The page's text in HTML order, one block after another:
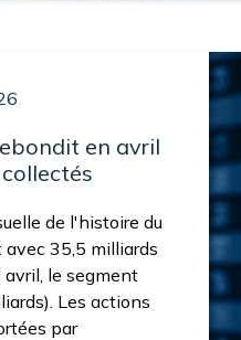
en avril
de l'histoire du
avec 35,5 milliards
le segment
Les actions
par